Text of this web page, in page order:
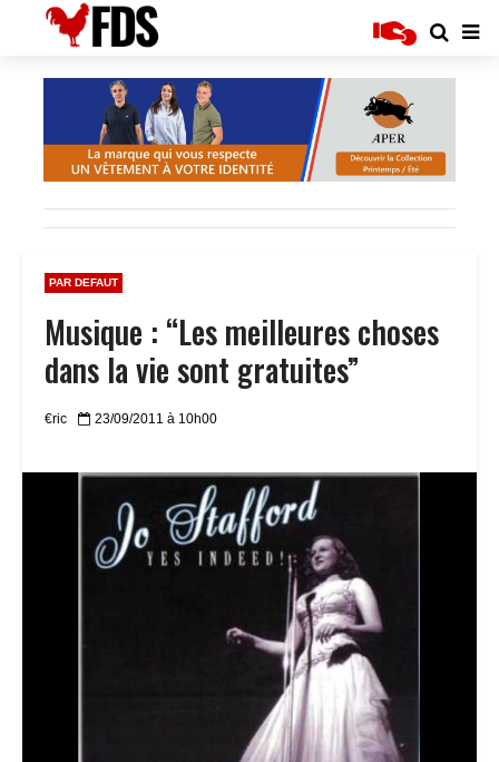
PAR DEFAUT
Musique : “Les meilleures choses
dans la vie sont gratuites”
€ric 23/09/2011 à 10h00